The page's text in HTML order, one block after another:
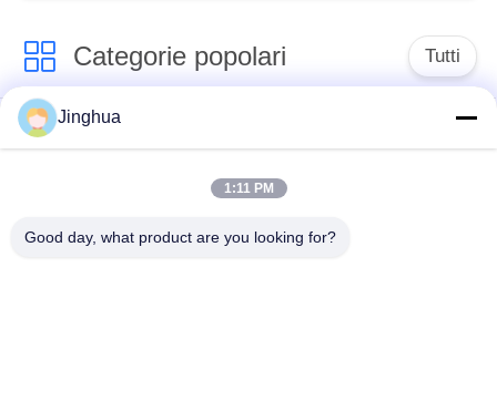
Categorie popolari Tutti
Attrezzatura di
elaborazione
elaborazione della
farina della manioca
macchina per la
Jinghua
1:11 PM
Good day, what product are you looking for?